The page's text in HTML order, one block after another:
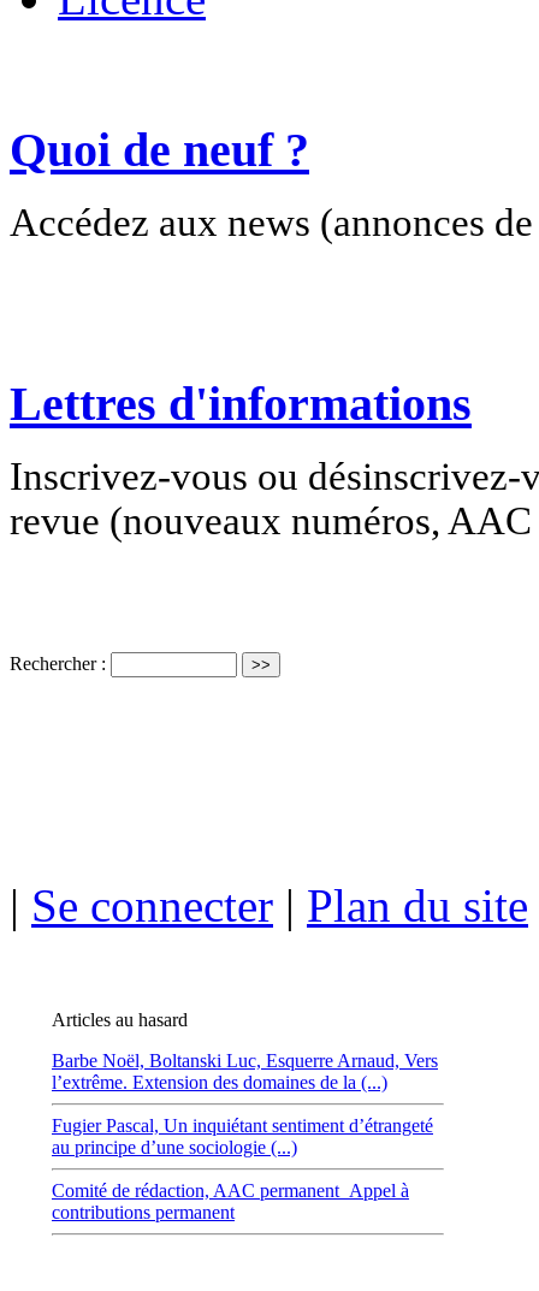
Quoi de neuf ?
Accédez aux news (annonces
Lettres d'informations
Inscrivez-vous ou
revue (nouveaux numéros,
Rechercher :
| Se connecter | Plan du site
Articles au hasard
Barbe Noël, Boltanski Luc, Esquerre Arnaud, Vers
l’extrême. Extension des domaines de la (...)
Fugier Pascal, Un inquiétant sentiment d’étrangeté
au principe d’une sociologie (...)
Comité de rédaction, AAC permanent_Appel à
contributions permanent